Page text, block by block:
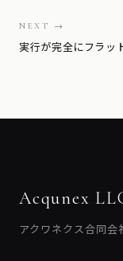
NEXT →
実行が完全にフラッ
Acqunex
アクワネクス合同会